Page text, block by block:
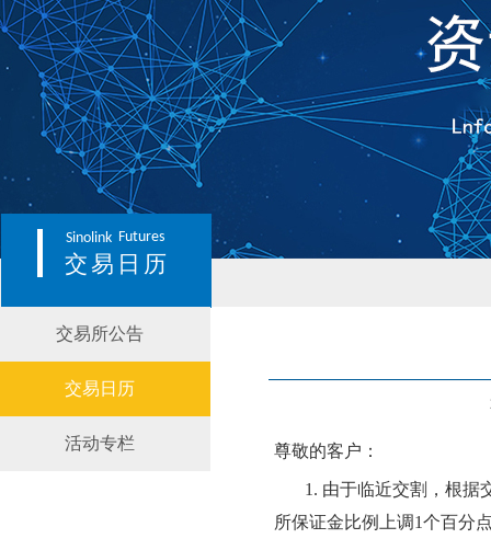
Sinolink Futures
交易日历
交易所公告
交易日历
活动专栏 尊敬的客户：
1. 由于临近交割，根据
所保证金比例上调1个百分